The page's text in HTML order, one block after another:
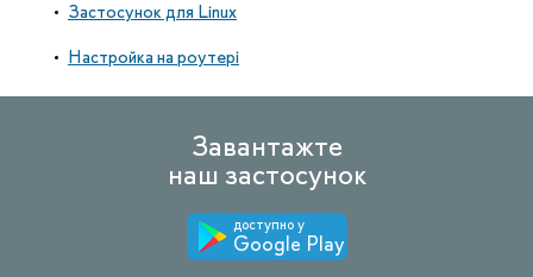
Застосунок для Linux
Настройка на роутері
Завантажте
наш застосунок
доступно у
Google Play